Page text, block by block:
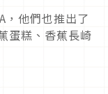
，他們也推出了
蛋糕、香蕉長崎